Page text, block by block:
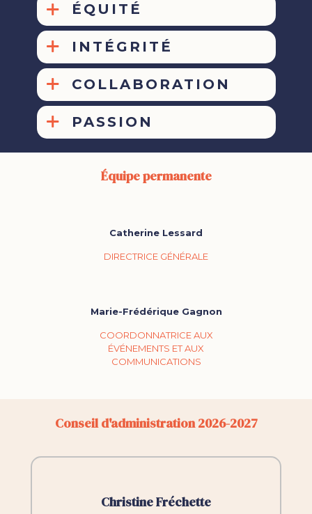
ÉQUITÉ
INTÉGRITÉ
COLLABORATION
PASSION
Équipe permanente
Catherine Lessard
DIRECTRICE GÉNÉRALE
Marie-Frédérique Gagnon
COORDONNATRICE AUX
ÉVÉNEMENTS ET AUX
COMMUNICATIONS
Conseil d'administration 2026-2027
Christine Fréchette